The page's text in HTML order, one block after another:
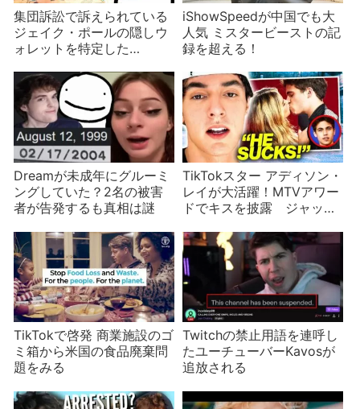
集団訴訟で訴えられている
ジェイク・ポールの隠しウ
ォレットを特定した
iShowSpeedが中国でも大
人気 ミスタービーストの記
録を超える！
Dreamが未成年にグルーミ
ングしていた？2名の被害
者が告発するも真相は謎
TikTokスター アディソン・
レイが大活躍！MTVアワー
ドでキスを披露 ジャッ
当？
TikTokで啓発 商業施設のゴ
ミ箱から米国の食品廃棄問
題をみる
Twitchの禁止用語を連呼し
たユーチューバーKavosが
追放される